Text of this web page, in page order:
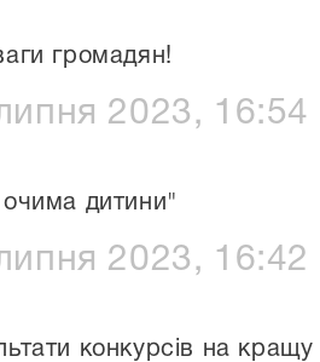
громадян!
2023, 16:54
дитини"
2023, 16:42
конкурсів на